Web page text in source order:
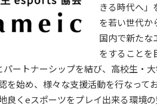
きる時代へ」
を若い世代か
国内で新たな
をすることを
ートナーシップを結び、高校生・
を始め、様々な支援活動を行なって
良くeスポーツをプレイ出来る環境